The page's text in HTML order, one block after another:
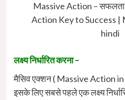
Massive Action – सफलता
Action Key to Success |
hindi
लक्ष्य निर्धारित करना –
मैसिव एक्शन ( Massive Action
इसके लिए सबसे पहले एक लक्ष्य